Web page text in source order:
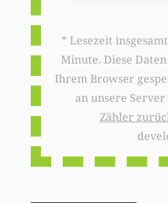
* Lesezeit insgesamt
Minute. Diese
Ihrem Browser
an unsere
Zähler